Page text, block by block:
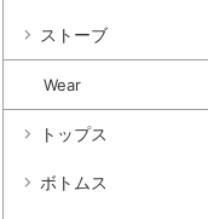
ストーブ
Wear
トップス
ボトムス